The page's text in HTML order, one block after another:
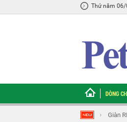
Thứ năm
DÒNG
Khẩn